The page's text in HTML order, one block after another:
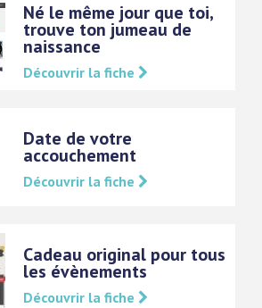
Né le même jour que toi,
trouve ton jumeau de
naissance
Découvrir la fiche
Date de votre
accouchement
Découvrir la fiche
Cadeau original pour tous
les évènements
Découvrir la fiche